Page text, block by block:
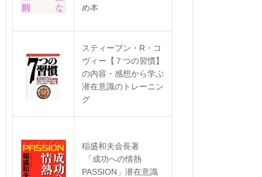
め本
スティーブン・R・コ
ヴィー【７つの習慣】
の内容・感想から学ぶ
潜在意識のトレーニン
グ
稲盛和夫会長著
「成功への情熱
PASSION」潜在意識